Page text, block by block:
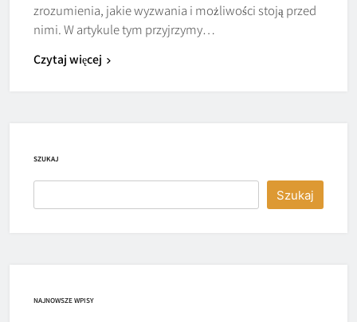
zrozumienia, jakie wyzwania i możliwości stoją przed
nimi. W artykule tym przyjrzymy…
Czytaj więcej
SZUKAJ
Szukaj
NAJNOWSZE WPISY